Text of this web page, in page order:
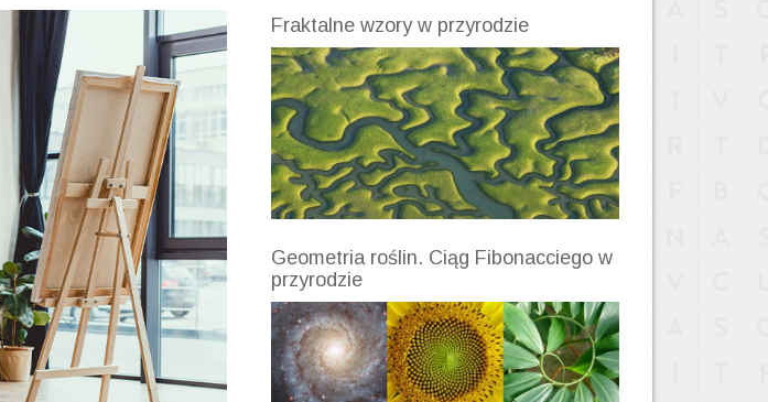
Fraktalne wzory w przyrodzie
Geometria roślin. Ciąg Fibonacciego w
przyrodzie